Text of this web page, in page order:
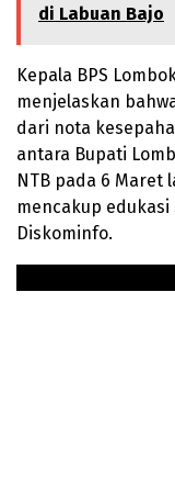
di Labuan Bajo
Kepala BPS
menjelaskan
dari nota
antara Bupati
NTB pada 6 Maret
mencakup
Diskominfo.